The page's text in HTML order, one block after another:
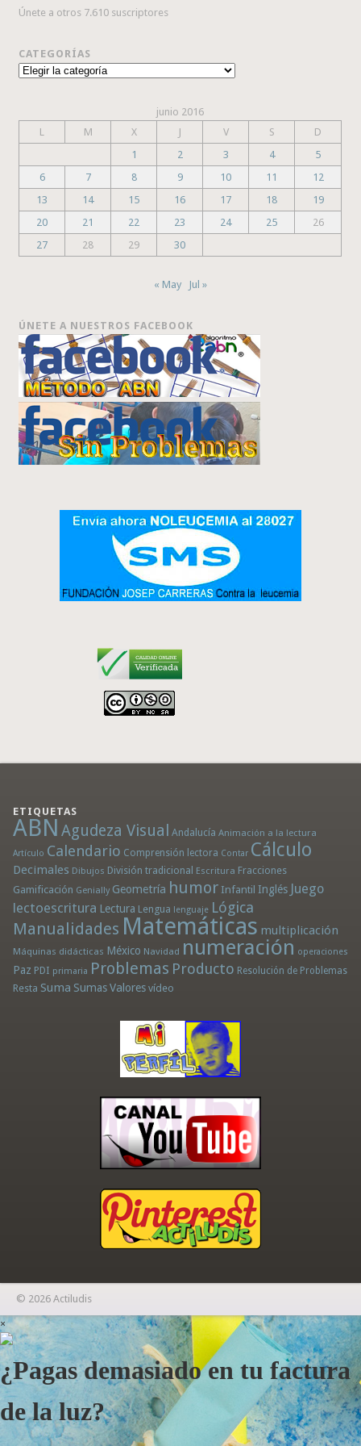
Únete a otros 7.610 suscriptores
CATEGORÍAS
Categorías
junio 2016
L
M X J V S
D
1
2 3 4
5
6
7 8 9 10 11
12
13
14 15 16 17 18
19
20
21 22 23 24 25
26
27
28 29 30
« May Jul »
ÚNETE A NUESTROS FACEBOOK
ETIQUETAS
ABN Agudeza Visual Andalucía Animación a la lectura
Artículo Calendario Comprensión lectora Contar Cálculo
Decimales Dibujos División tradicional Escritura Fracciones
Gamificación Genially Geometría humor Infantil Inglés Juego
lectoescritura Lectura Lengua lenguaje Lógica
Manualidades Matemáticas multiplicación
Máquinas didácticas México Navidad numeración operaciones
Paz PDI primaria Problemas Producto Resolución de Problemas
Resta Suma Sumas Valores vídeo
© 2026 Actiludis
×
¿Pagas demasiado en tu factura
de la luz?